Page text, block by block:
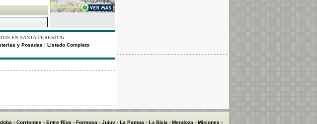
EN SANTA TERESITA:
y Posadas Listado Completo
- Corrientes - Entre Ríos - Formosa - Jujuy - La Pampa - La Rioja - Mendoza - Misiones -